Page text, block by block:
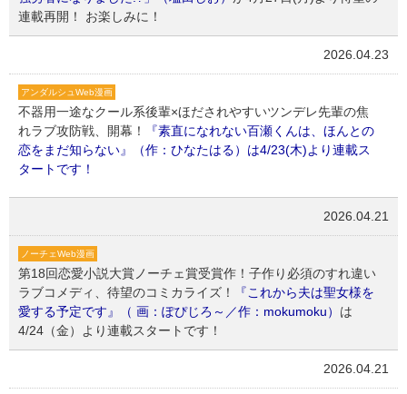
連載再開！ お楽しみに！
2026.04.23
アンダルシュWeb漫画
不器用一途なクール系後輩×ほだされやすいツンデレ先輩の焦
れラブ攻防戦、開幕！
『素直になれない百瀬くんは、ほんとの
恋をまだ知らない』（作：ひなたはる）は4/23(木)より連載ス
タートです！
2026.04.21
ノーチェWeb漫画
第18回恋愛小説大賞ノーチェ賞受賞作！子作り必須のすれ違い
ラブコメディ、待望のコミカライズ！
『これから夫は聖女様を
愛する予定です』（ 画：ぽぴじろ～／作：mokumoku） は
4/24（金）より連載スタートです！
2026.04.21